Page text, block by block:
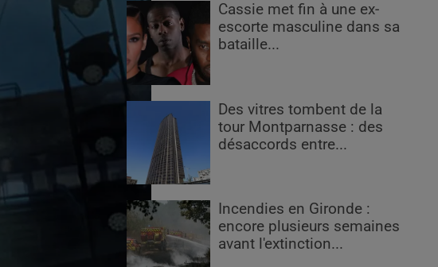
Cassie met fin à une ex-
escorte masculine dans sa
bataille...
Des vitres tombent de la
tour Montparnasse : des
désaccords entre...
Incendies en Gironde :
encore plusieurs semaines
avant l'extinction...